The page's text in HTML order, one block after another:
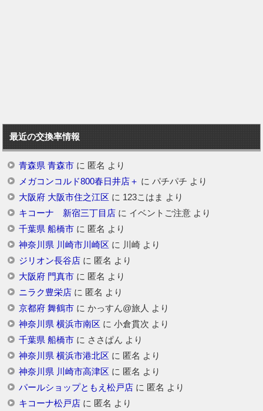
最近の交換率情報
青森県 青森市に 匿名 より
メガコンコルド800春日井店＋ に パチパチ より
大阪府 大阪市住之江区 に 123こはま より
キコーナ 新宿三丁目店に イベントご注意より
千葉県 船橋市に 匿名 より
神奈川県 川崎市川崎区 に 川崎より
ジリオン長谷店に 匿名 より
大阪府 門真市に 匿名 より
ニラク豊栄店に 匿名 より
京都府 舞鶴市に かっすん@旅人 より
神奈川県 横浜市南区 に 小倉貫次 より
千葉県 船橋市に ささぱん より
神奈川県 横浜市港北区 に 匿名 より
神奈川県 川崎市高津区 に 匿名 より
パールショップともえ松戸店に 匿名 より
キコーナ松戸店に 匿名 より